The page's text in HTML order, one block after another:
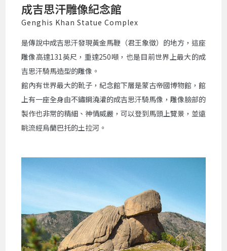
成吉思汗雕像紀念館
Genghis Khan Statue Complex
是傳說中成吉思汗發現黃金馬鞭（君王象徵）的地方，這座
雕像高達131英尺，重達250噸，也是目前世界上最大的成
吉思汗騎馬造型的雕像。
館內有世界最大的靴子，紀念館下層是蒙古帝國博物館，館
上有一座全身由不鏽鋼澆灌的成吉思汗騎馬像，雕像臉部的
製作也非常的精細、神情威嚴，可以登到馬頭上覽景，並遠
眺流經烏蘭巴托的土拉河。